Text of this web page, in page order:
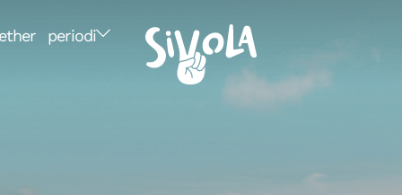
periodi